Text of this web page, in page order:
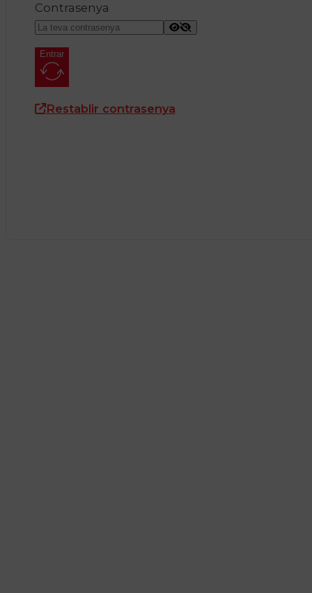
Contrasenya
Entrar
Restablir contrasenya